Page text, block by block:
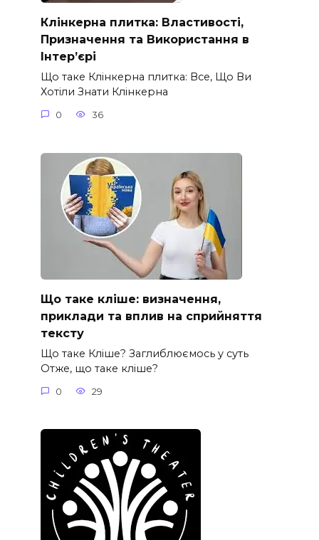
Клінкерна плитка: Властивості,
Призначення та Використання в
Інтер’єрі
Що таке Клінкерна плитка: Все, Що Ви
Хотіли Знати Клінкерна
0 36
Що таке кліше: визначення,
приклади та вплив на сприйняття
тексту
Що таке Кліше? Заглиблюємось у суть
Отже, що таке кліше?
0 29